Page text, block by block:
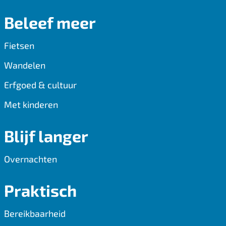
o
k
l
A
Beleef meer
Fietsen
Wandelen
Erfgoed & cultuur
Met kinderen
Blijf langer
Overnachten
Praktisch
Bereikbaarheid